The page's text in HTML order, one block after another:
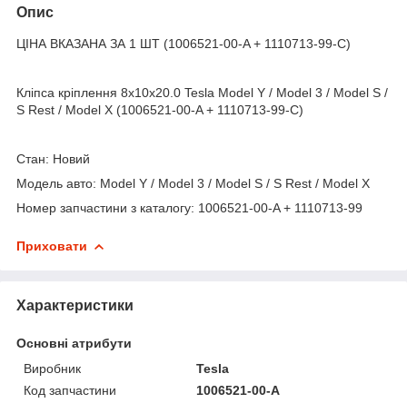
Опис
ЦІНА ВКАЗАНА ЗА 1 ШТ (1006521-00-A + 1110713-99-C)
Кліпса кріплення 8х10х20.0 Tesla Model Y / Model 3 / Model S /
S Rest / Model X (1006521-00-A + 1110713-99-C)
Стан: Новий
Модель авто: Model Y / Model 3 / Model S / S Rest / Model X
Номер запчастини з каталогу: 1006521-00-A + 1110713-99
Приховати
Характеристики
Основні атрибути
Виробник
Tesla
Код запчастини
1006521-00-A